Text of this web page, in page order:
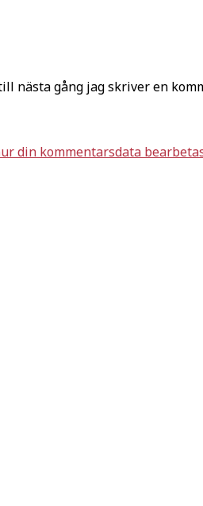
nästa gång jag skriver en
din kommentarsdata